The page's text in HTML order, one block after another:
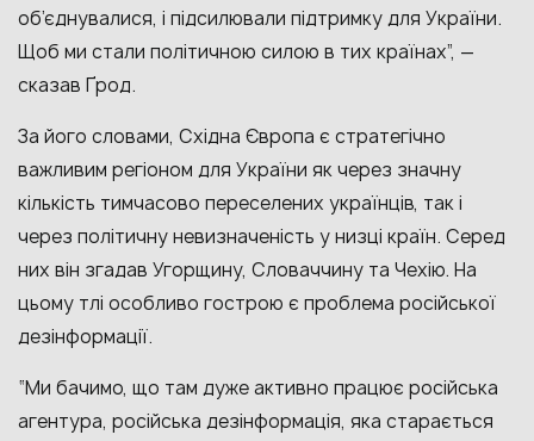
об’єднувалися, і підсилювали підтримку для України.
Щоб ми стали політичною силою в тих країнах”, —
сказав Ґрод.
За його словами, Східна Європа є стратегічно
важливим регіоном для України як через значну
кількість тимчасово переселених українців, так і
через політичну невизначеність у низці країн. Серед
них він згадав Угорщину, Словаччину та Чехію. На
цьому тлі особливо гострою є проблема російської
дезінформації.
“Ми бачимо, що там дуже активно працює російська
агентура, російська дезінформація, яка старається